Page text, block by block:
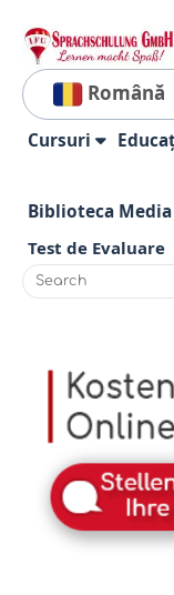
Română
Cursuri
Biblioteca Media
Test de Evaluare